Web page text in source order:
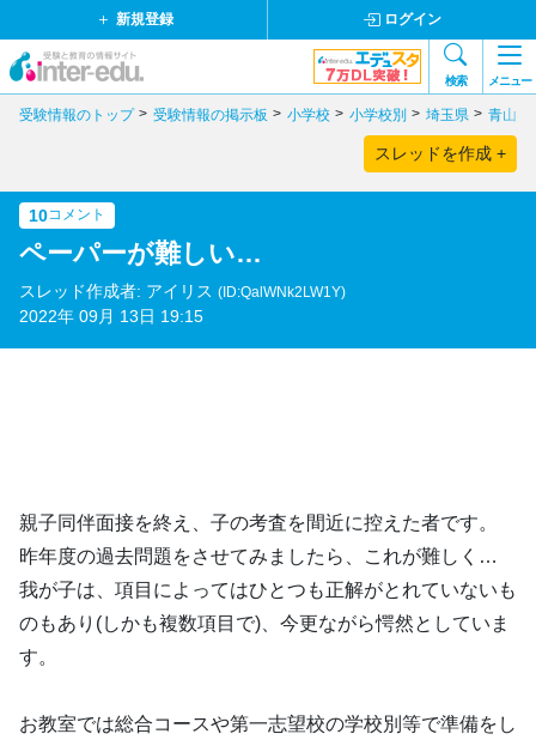
新規登録 ログイン
検索 メニュー
受験情報のトップ 受験情報の掲示板 小学校 小学校別 埼玉県 青山学
スレッドを作成 +
10コメント
ペーパーが難しい…
スレッド作成者: アイリス (ID:QalWNk2LW1Y)
2022年 09月 13日 19:15
親子同伴面接を終え、子の考査を間近に控えた者です。
昨年度の過去問題をさせてみましたら、これが難しく…
我が子は、項目によってはひとつも正解がとれていないも
のもあり(しかも複数項目で)、今更ながら愕然としていま
す。
お教室では総合コースや第一志望校の学校別等で準備をし